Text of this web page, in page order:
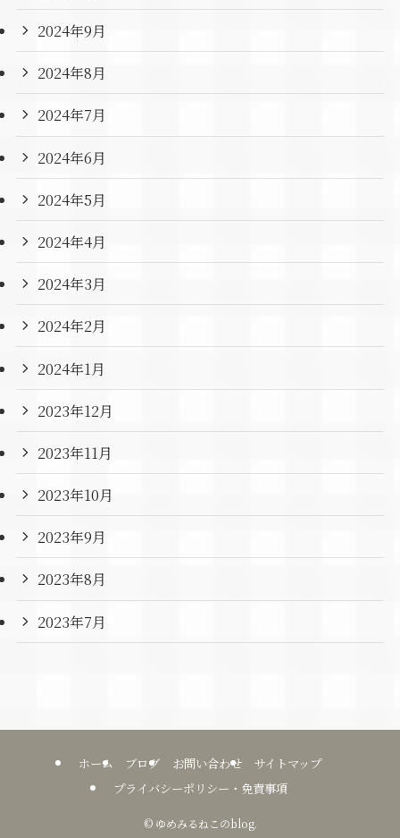
2024年9月
2024年8月
2024年7月
2024年6月
2024年5月
2024年4月
2024年3月
2024年2月
2024年1月
2023年12月
2023年11月
2023年10月
2023年9月
2023年8月
2023年7月
ホーム ブログ お問い合わせ
サイトマップ
プライバシーポリシー・免責事項
©ゆめみるねこのblog.